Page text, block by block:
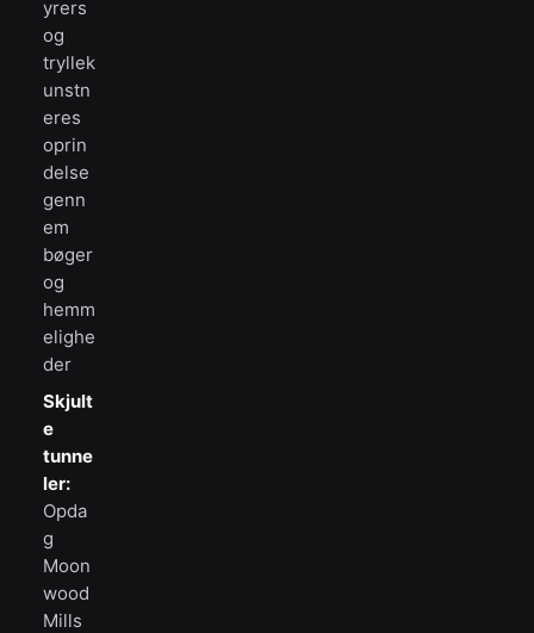
yrers
og
tryllek
unstn
eres
oprin
delse
genn
em
bøger
og
hemm
elighe
der
Skjult
e
tunne
ler:
Opda
g
Moon
wood
Mills